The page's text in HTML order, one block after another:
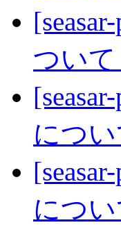
ついて
につい
につい